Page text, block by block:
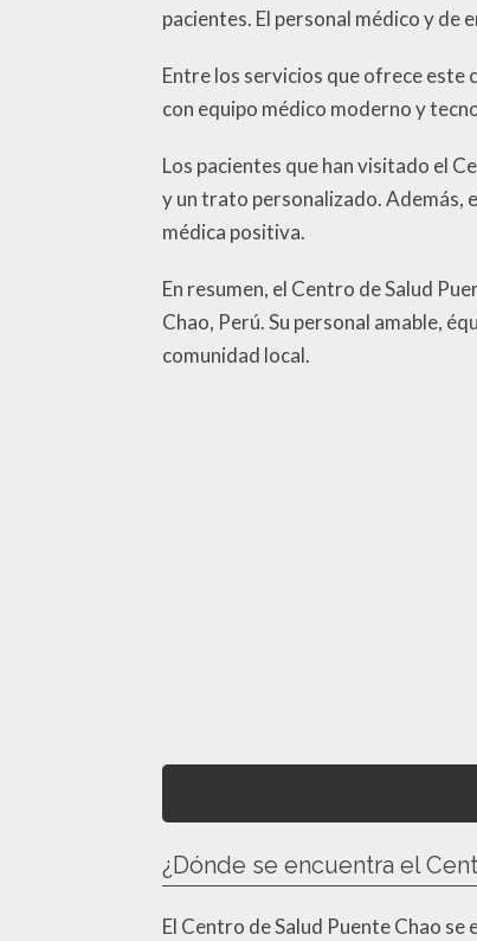
pacientes. El personal médico y de
Entre los servicios que ofrece este
con equipo médico moderno y
Los pacientes que han visitado el
y un trato personalizado. Además,
médica positiva.
En resumen, el Centro de Salud
Chao, Perú. Su personal amable,
comunidad local.
¿Dónde se encuentra el
El Centro de Salud Puente Chao